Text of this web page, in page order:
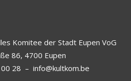
Komitee der Stadt Eupen VoG
86, 4700 Eupen
28 – info@kultkom.be